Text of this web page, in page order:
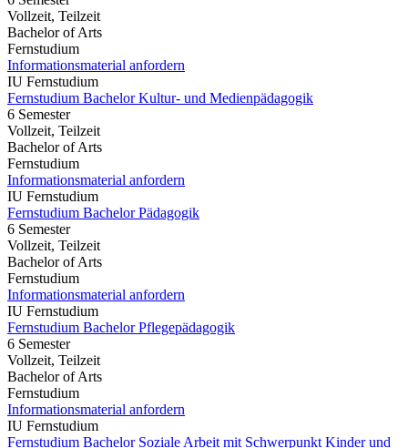
Vollzeit, Teilzeit
Bachelor of Arts
Fernstudium
Informationsmaterial anfordern
IU Fernstudium
Fernstudium Bachelor Kultur- und Medienpädagogik
6 Semester
Vollzeit, Teilzeit
Bachelor of Arts
Fernstudium
Informationsmaterial anfordern
IU Fernstudium
Fernstudium Bachelor Pädagogik
6 Semester
Vollzeit, Teilzeit
Bachelor of Arts
Fernstudium
Informationsmaterial anfordern
IU Fernstudium
Fernstudium Bachelor Pflegepädagogik
6 Semester
Vollzeit, Teilzeit
Bachelor of Arts
Fernstudium
Informationsmaterial anfordern
IU Fernstudium
Fernstudium Bachelor Soziale Arbeit mit Schwerpunkt Kinder und